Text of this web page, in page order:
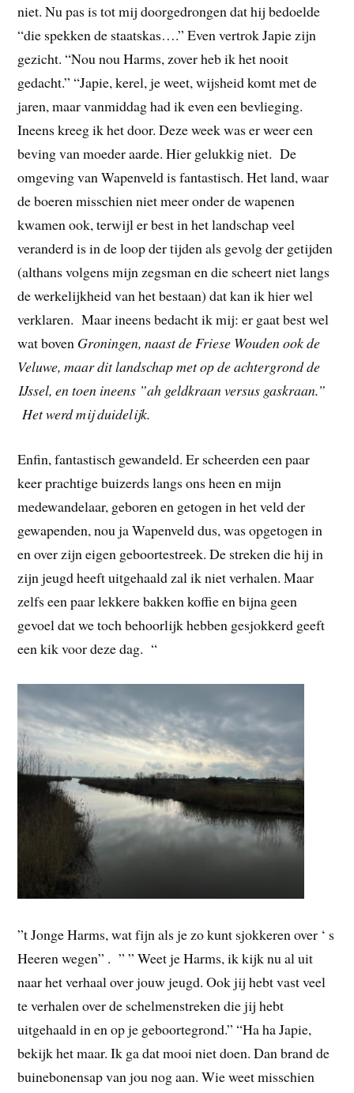
niet. Nu pas is tot mij doorgedrongen dat hij bedoelde
“die spekken de staatskas….” Even vertrok Japie zijn
gezicht. “Nou nou Harms, zover heb ik het nooit
gedacht.” “Japie, kerel, je weet, wijsheid komt met de
jaren, maar vanmiddag had ik even een bevlieging.
Ineens kreeg ik het door. Deze week was er weer een
beving van moeder aarde. Hier gelukkig niet. De
omgeving van Wapenveld is fantastisch. Het land, waar
de boeren misschien niet meer onder de wapenen
kwamen ook, terwijl er best in het landschap veel
veranderd is in de loop der tijden als gevolg der getijden
(althans volgens mijn zegsman en die scheert niet langs
de werkelijkheid van het bestaan) dat kan ik hier wel
verklaren. Maar ineens bedacht ik mij: er gaat best wel
wat boven Groningen, naast de Friese Wouden ook de
Veluwe, maar dit landschap met op de achtergrond de
IJssel, en toen ineens ”ah geldkraan versus gaskraan.”
Het werd mij duidelijk.
Enfin, fantastisch gewandeld. Er scheerden een paar
keer prachtige buizerds langs ons heen en mijn
medewandelaar, geboren en getogen in het veld der
gewapenden, nou ja Wapenveld dus, was opgetogen in
en over zijn eigen geboortestreek. De streken die hij in
zijn jeugd heeft uitgehaald zal ik niet verhalen. Maar
zelfs een paar lekkere bakken koffie en bijna geen
gevoel dat we toch behoorlijk hebben gesjokkerd geeft
een kik voor deze dag. “
”t Jonge Harms, wat fijn als je zo kunt sjokkeren over ‘ s
Heeren wegen” . ” ” Weet je Harms, ik kijk nu al uit
naar het verhaal over jouw jeugd. Ook jij hebt vast veel
te verhalen over de schelmenstreken die jij hebt
uitgehaald in en op je geboortegrond.” “Ha ha Japie,
bekijk het maar. Ik ga dat mooi niet doen. Dan brand de
buinebonensap van jou nog aan. Wie weet misschien